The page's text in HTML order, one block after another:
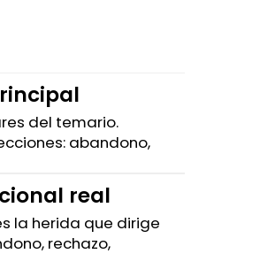
del temario.
abandono,
real
la herida que dirige
rechazo,